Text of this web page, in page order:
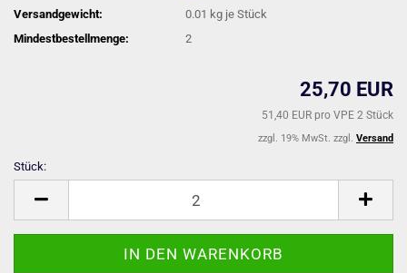
Versandgewicht: 0.01 kg je Stück
Mindestbestellmenge:
2
25,70 EUR
51,40 EUR pro VPE 2 Stück
zzgl. 19% MwSt. zzgl. Versand
Stück: